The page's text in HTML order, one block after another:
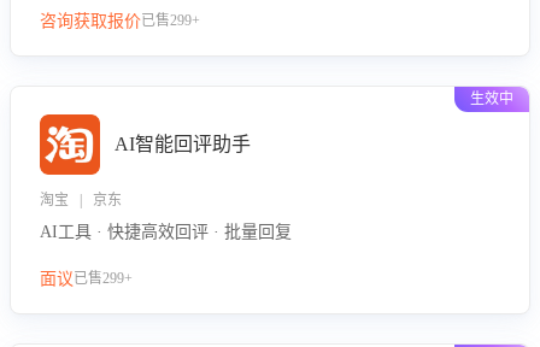
咨询获取报价已售299+
生效中
AI智能回评助手
淘宝 | 京东
AI工具 · 快捷高效回评 · 批量回复
面议已售299+